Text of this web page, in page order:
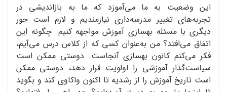
این وضعیت به ما می‌آموزد که ما به بازاندیشی در
تجربه‌های تغییر مدرسه‌داری نیازمندیم و لازم است جور
دیگری با مسئله بهسازی آموزش مواجهه کنیم. چگونه این
اتفاق می‌افتد؟ من به‌عنوان کسی که از کلاس درس می‌آیم،
فکر می‌کنم کانون بهسازی آنجاست. دوستی ممکن است
سیاست‌گذار آموزشی را اولویت قرار دهد، دوستی ممکن
است تاریخ آموزش را از رشدیه تا اکنون واکاوی کند و بگوید